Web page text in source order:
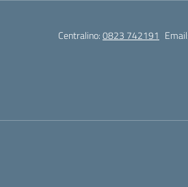
Centralino:0823 742191 Email: